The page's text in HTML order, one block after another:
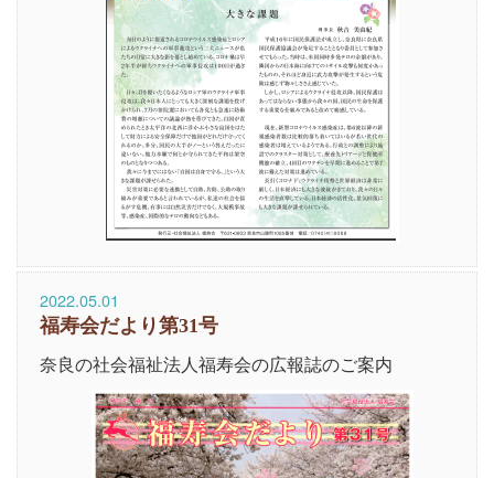
2022.05.01
福寿会だより第31号
奈良の社会福祉法人福寿会の広報誌のご案内